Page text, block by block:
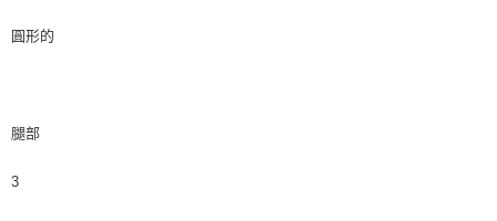
圓形的
腿部
3